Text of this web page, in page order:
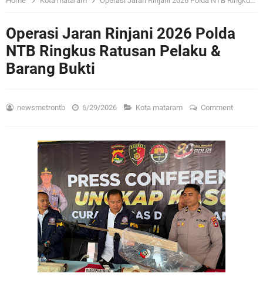
Operasi Jaran Rinjani 2026 Polda
NTB Ringkus Ratusan Pelaku &
Barang Bukti
newsmetrontb 6/29/2026 Kota mataram Comment